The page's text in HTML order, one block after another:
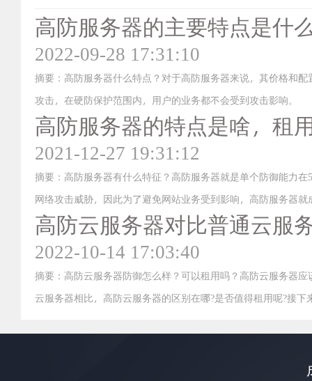
高防服务器的主要特点是什
2022-09-28 17:31:10
摘要：高防服务器什么特点？对于高防服务器来说，其价格和
攻击，在硬防保护范围内，用户的业务都不会受到攻击影响。
高防服务器的特点是啥，租
2021-12-27 19:31:12
摘要：高防服务器有什么特征？高防服务器就是单个防御能力
网络攻击威胁，因此为了避免网站业务受到影响，高防服务器
的特点机租用高防服器的好处有啥。
高防云服务器对比普通云服
2022-10-14 17:03:40
摘要：高防云服务器防御怎么样？可以租用吗？高防云服务器
云服务器相比，高防云服务器的区别在哪?是否值得租用呢?接